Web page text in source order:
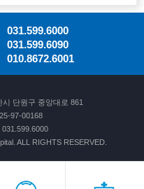
031.599.6000
031.599.6090
010.8672.6001
시 단원구 중앙대로 861
97-00168
031.599.6000
ALL RIGHTS RESERVED.